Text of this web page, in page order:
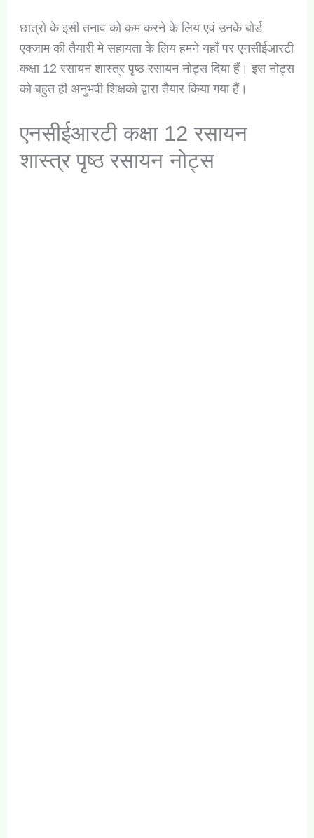
छात्रो के इसी तनाव को कम करने के लिय एवं उनके बोर्ड
एक्जाम की तैयारी मे सहायता के लिय हमने यहाँ पर एनसीईआरटी
कक्षा 12 रसायन शास्त्र पृष्ठ रसायन नोट्स दिया हैं। इस नोट्स
को बहुत ही अनुभवी शिक्षको द्वारा तैयार किया गया हैं।
एनसीईआरटी कक्षा 12 रसायन
शास्त्र पृष्ठ रसायन नोट्स